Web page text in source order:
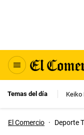
Temas del día Keiko
El Comercio · Deporte